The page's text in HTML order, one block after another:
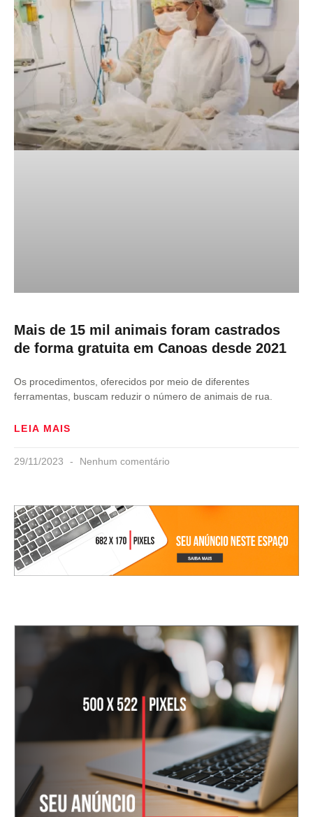
Mais de 15 mil animais foram castrados
de forma gratuita em Canoas desde 2021
Os procedimentos, oferecidos por meio de diferentes
ferramentas, buscam reduzir o número de animais de rua.
LEIA MAIS
29/11/2023 Nenhum comentário